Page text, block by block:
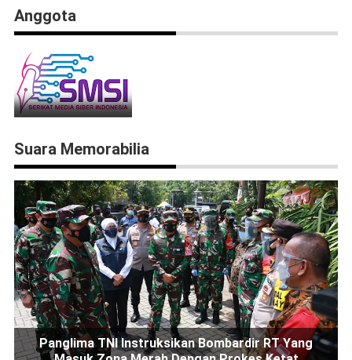
Anggota
Suara Memorabilia
Panglima TNI Instruksikan Bombardir RT Yang